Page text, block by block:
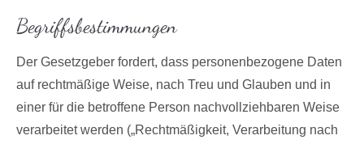
Begriffsbestimmungen
Der Gesetzgeber fordert, dass personenbezogene Daten
auf rechtmäßige Weise, nach Treu und Glauben und in
einer für die betroffene Person nachvollziehbaren Weise
verarbeitet werden („Rechtmäßigkeit, Verarbeitung nach